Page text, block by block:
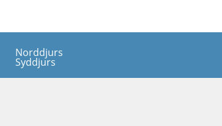
Norddjurs
Syddjurs